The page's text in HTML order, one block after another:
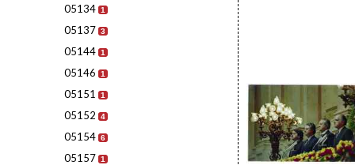
05134 1
05137 3
05144 1
05146 1
05151 1
05152 4
05154 6
05157 1